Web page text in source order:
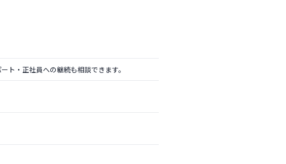
ト・正社員への継続も相談できます。